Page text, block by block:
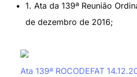
1. Ata da 139ª Reunião
de dezembro de 2016;
Ata 139ª ROCODEFAT